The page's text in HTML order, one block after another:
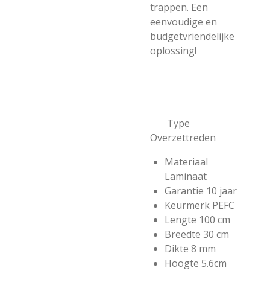
trappen. Een
eenvoudige en
budgetvriendelijke
oplossing!
Type
Overzettreden
Materiaal
Laminaat
Garantie 10 jaar
Keurmerk PEFC
Lengte 100 cm
Breedte 30 cm
Dikte 8 mm
Hoogte 5.6cm